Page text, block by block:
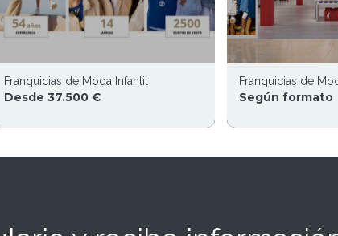
Franquicias de Moda Infantil
Desde 37.500 €
Franquicias de
Según formato